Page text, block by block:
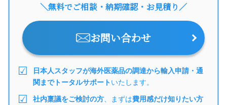
＼無料でご相談・納期確認・お見積り／
お問い合わせ
日本人スタッフが海外医薬品の調達から輸入申請・通
関までトータルサポートいたします。
社内稟議をご検討の方 、まずは費用感だけ知りたい方